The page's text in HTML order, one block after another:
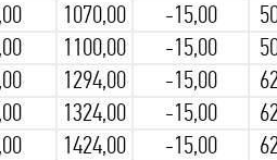
1070,00 -15,00
1100,00 -15,00
1294,00 -15,00
1324,00 -15,00
1424,00 -15,00